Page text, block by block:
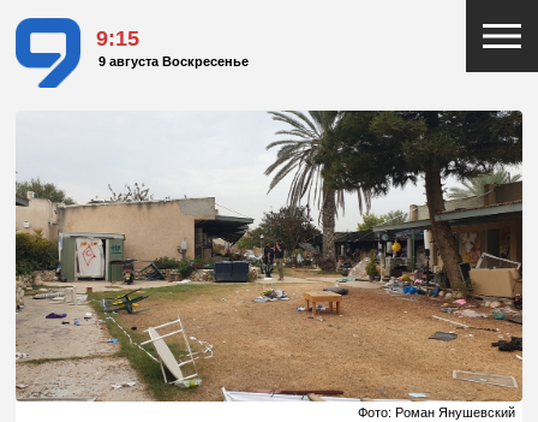
9:15
9 августа Воскресенье
Фото: Роман Янушевский